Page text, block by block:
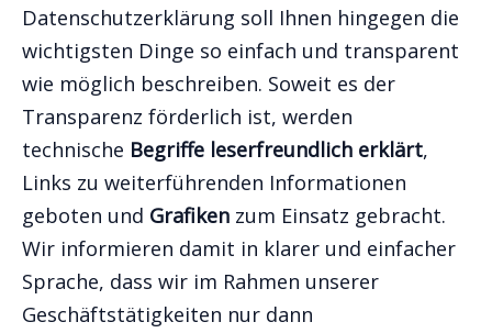
Datenschutzerklärung soll Ihnen hingegen die
wichtigsten Dinge so einfach und transparent
wie möglich beschreiben. Soweit es der
Transparenz förderlich ist, werden
technische Begriffe leserfreundlich erklärt,
Links zu weiterführenden Informationen
geboten und Grafiken zum Einsatz gebracht.
Wir informieren damit in klarer und einfacher
Sprache, dass wir im Rahmen unserer
Geschäftstätigkeiten nur dann